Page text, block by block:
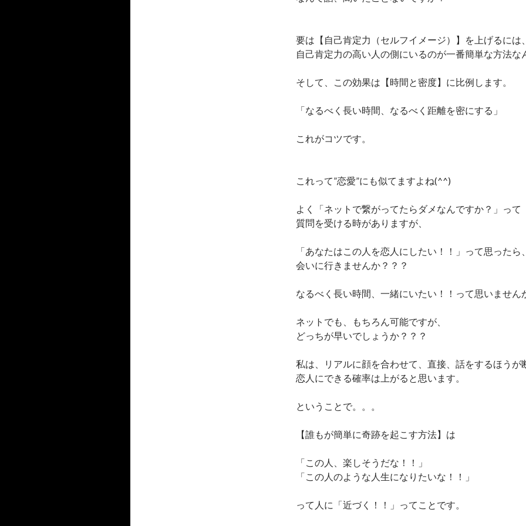
要は【自己肯定力（セルフイメージ）】を上げるには、
自己肯定力の高い人の側にいるのが一番簡単な方法な
そして、この効果は【時間と密度】に比例します。
「なるべく長い時間、なるべく距離を密にする」
これがコツです。
これって”恋愛”にも似てますよね(^^)
よく「ネットで繋がってたらダメなんですか？」って
質問を受ける時がありますが、
「あなたはこの人を恋人にしたい！！」って思ったら、
会いに行きませんか？？？
なるべく長い時間、一緒にいたい！！って思いません
ネットでも、もちろん可能ですが、
どっちが早いでしょうか？？？
私は、リアルに顔を合わせて、直接、話をするほうが
恋人にできる確率は上がると思います。
ということで。。。
【誰もが簡単に奇跡を起こす方法】は
「この人、楽しそうだな！！」
「この人のような人生になりたいな！！」
って人に「近づく！！」ってことです。